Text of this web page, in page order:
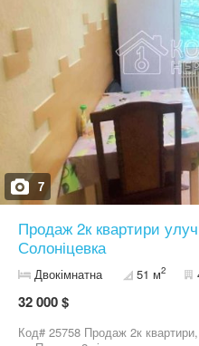
7
Продаж 2к квартири
Солоніцевка
Двокімнатна 51 м2
32 000 $
Код# 25758 Продаж 2к